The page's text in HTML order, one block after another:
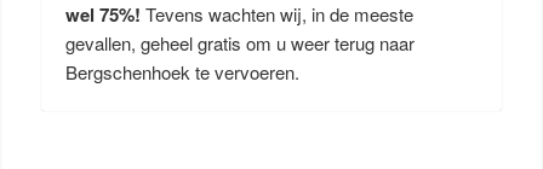
wel 75%! Tevens wachten wij, in de meeste
gevallen, geheel gratis om u weer terug naar
Bergschenhoek te vervoeren.